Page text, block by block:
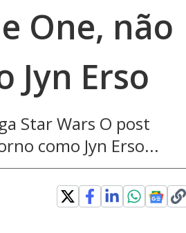
One, não
Erso
Star Wars O post
como Jyn Erso...